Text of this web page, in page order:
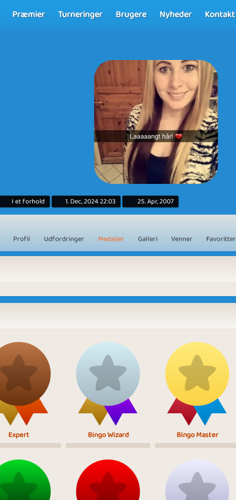
Præmier Turneringer Brugere Nyheder Kontakt
I et forhold 1. Dec, 2024 22:03 25. Apr, 2007
Profil Udfordringer Medaljer Galleri Venner Favoritter
Expert Bingo Wizard Bingo Master